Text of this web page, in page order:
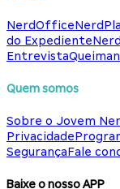
NerdOffice
do Expediente
Entrevista
Quem somos
Sobre o Jovem
Privacidade
SegurançaFale
Baixe o nosso APP